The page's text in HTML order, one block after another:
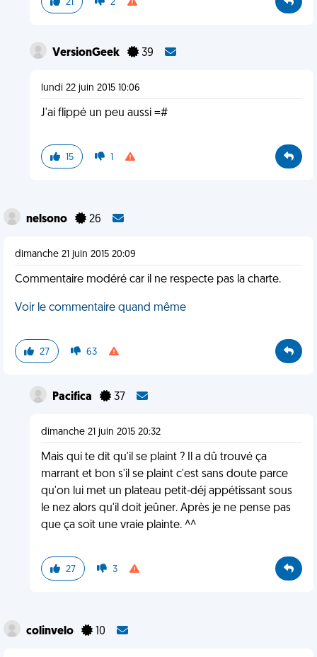
21 2
VersionGeek 39
lundi 22 juin 2015 10:06
J'ai flippé un peu aussi =#
15 1
nelsono 26
dimanche 21 juin 2015 20:09
Commentaire modéré car il ne respecte pas la charte.
Voir le commentaire quand même
27 63
Pacifica 37
dimanche 21 juin 2015 20:32
Mais qui te dit qu'il se plaint ? Il a dû trouvé ça
marrant et bon s'il se plaint c'est sans doute parce
qu'on lui met un plateau petit-déj appétissant sous
le nez alors qu'il doit jeûner. Après je ne pense pas
que ça soit une vraie plainte. ^^
27 3
colinvelo 10